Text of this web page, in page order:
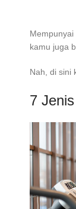
kamu juga
Nah, di sini
7 Jenis